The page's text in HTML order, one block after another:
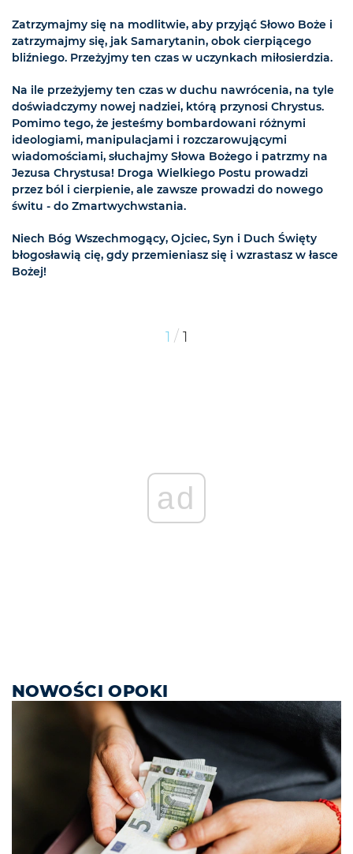
Zatrzymajmy się na modlitwie, aby przyjąć Słowo Boże i
zatrzymajmy się, jak Samarytanin, obok cierpiącego
bliźniego. Przeżyjmy ten czas w uczynkach miłosierdzia.
Na ile przeżyjemy ten czas w duchu nawrócenia, na tyle
doświadczymy nowej nadziei, którą przynosi Chrystus.
Pomimo tego, że jesteśmy bombardowani różnymi
ideologiami, manipulacjami i rozczarowującymi
wiadomościami, słuchajmy Słowa Bożego i patrzmy na
Jezusa Chrystusa! Droga Wielkiego Postu prowadzi
przez ból i cierpienie, ale zawsze prowadzi do nowego
świtu - do Zmartwychwstania.
Niech Bóg Wszechmogący, Ojciec, Syn i Duch Święty
błogosławią cię, gdy przemieniasz się i wzrastasz w łasce
Bożej!
1 / 1
ad
NOWOŚCI OPOKI